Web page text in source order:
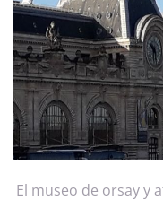
El museo de orsay y